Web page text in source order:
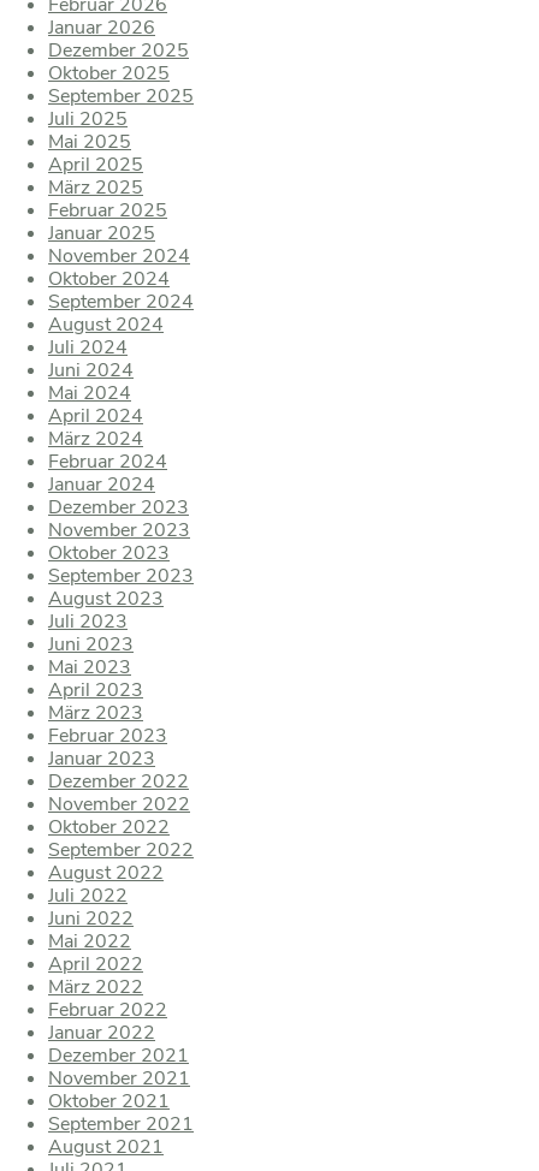
Januar 2026
Dezember 2025
Oktober 2025
September 2025
Juli 2025
Mai 2025
April 2025
März 2025
Februar 2025
Januar 2025
November 2024
Oktober 2024
September 2024
August 2024
Juli 2024
Juni 2024
Mai 2024
April 2024
März 2024
Februar 2024
Januar 2024
Dezember 2023
November 2023
Oktober 2023
September 2023
August 2023
Juli 2023
Juni 2023
Mai 2023
April 2023
März 2023
Februar 2023
Januar 2023
Dezember 2022
November 2022
Oktober 2022
September 2022
August 2022
Juli 2022
Juni 2022
Mai 2022
April 2022
März 2022
Februar 2022
Januar 2022
Dezember 2021
November 2021
Oktober 2021
September 2021
August 2021